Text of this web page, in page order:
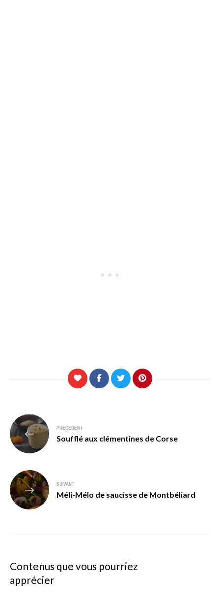
Navigation
de
l’article
PRÉCÉDENT
Soufflé aux clémentines de Corse
SUIVANT
Méli-Mélo de saucisse de Montbéliard
Contenus que vous pourriez
apprécier